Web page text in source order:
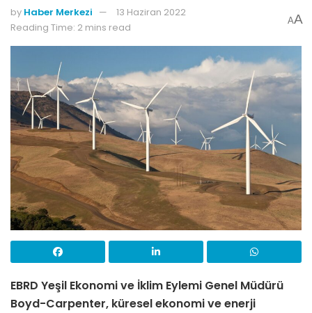
by Haber Merkezi
13 Haziran 2022
Reading Time: 2 mins read
AA
EBRD Yeşil Ekonomi ve İklim Eylemi Genel Müdürü
Boyd-Carpenter, küresel ekonomi ve enerji